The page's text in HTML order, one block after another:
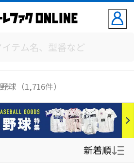
野球（1,716件）
新着順